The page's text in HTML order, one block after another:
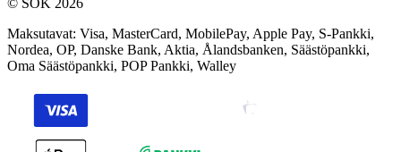
Maksutavat: Visa, MasterCard, MobilePay, Apple Pay, S-Pankki,
Nordea, OP, Danske Bank, Aktia, Ålandsbanken, Säästöpankki,
Oma Säästöpankki, POP Pankki, Walley